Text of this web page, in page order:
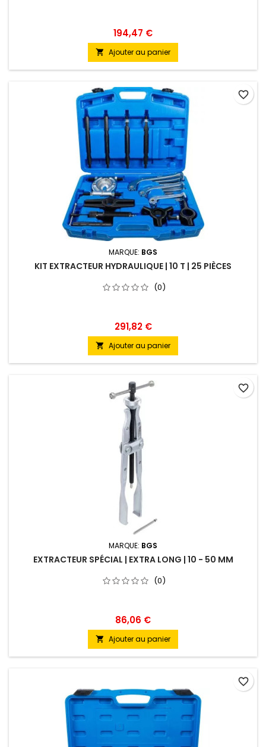
194,47 €
 Ajouter au panier
MARQUE: BGS
KIT EXTRACTEUR HYDRAULIQUE | 10 T | 25 PIÈCES
(0)
291,82 €
 Ajouter au panier
favorite_border
MARQUE: BGS
EXTRACTEUR SPÉCIAL | EXTRA LONG | 10 - 50 MM
(0)
86,06 €
 Ajouter au panier
favorite_border
favorite_border